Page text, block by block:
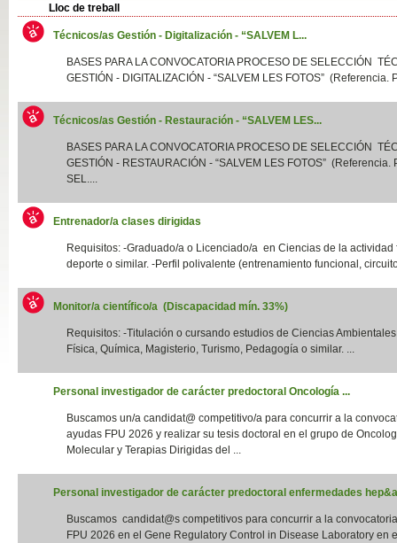
Lloc de treball
Técnicos/as Gestión - Digitalización - “SALVEM L...
BASES PARA LA CONVOCATORIA PROCESO DE SELECCIÓN
GESTIÓN - DIGITALIZACIÓN - “SALVEM LES FOTOS” (Referencia.
Técnicos/as Gestión - Restauración - “SALVEM LES...
BASES PARA LA CONVOCATORIA PROCESO DE SELECCIÓN
GESTIÓN - RESTAURACIÓN - “SALVEM LES FOTOS” (Referencia.
SEL....
Entrenador/a clases dirigidas
Requisitos: -Graduado/a o Licenciado/a en Ciencias de la actividad
deporte o similar. -Perfil polivalente (entrenamiento funcional,
Monitor/a científico/a (Discapacidad mín. 33%)
Requisitos: -Titulación o cursando estudios de Ciencias
Física, Química, Magisterio, Turismo, Pedagogía o similar. ...
Personal investigador de carácter predoctoral Oncología ...
Buscamos un/a candidat@ competitivo/a para concurrir a la
ayudas FPU 2026 y realizar su tesis doctoral en el grupo de
Molecular y Terapias Dirigidas del ...
Personal investigador de carácter predoctoral enfermedades
Buscamos candidat@s competitivos para concurrir a la
FPU 2026 en el Gene Regulatory Control in Disease Laboratory en